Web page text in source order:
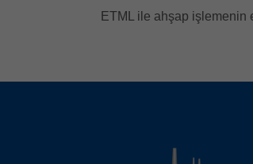
ETML ile ahşap